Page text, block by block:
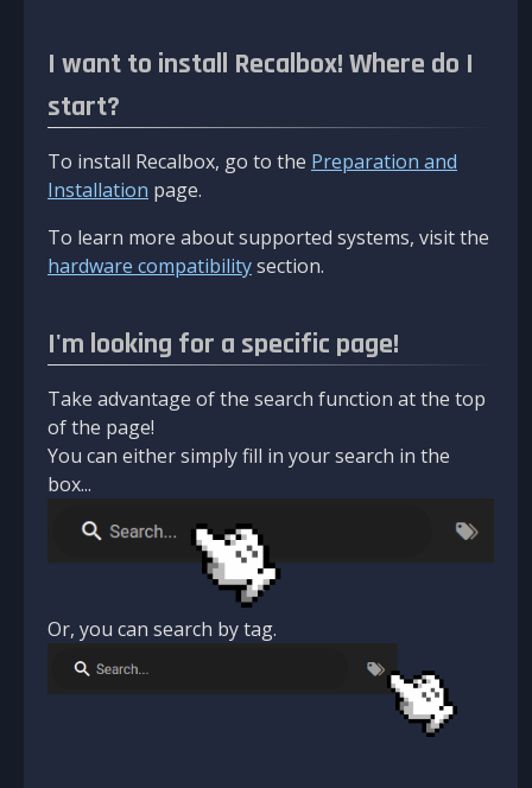
I want to install Recalbox! Where do I
start?
To install Recalbox, go to the Preparation and
Installation page.
To learn more about supported systems, visit the
hardware compatibilitysection.
I'm looking for a specific page!
Take advantage of the search function at the top
of the page!
You can either simply fill in your search in the
box...
Or, you can search by tag.